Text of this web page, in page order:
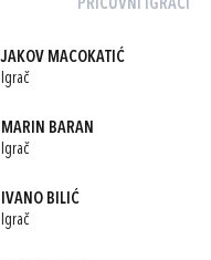
PRIČUVNI IGRAČI
JAKOV MACOKATIĆ
Igrač
MARIN BARAN
Igrač
IVANO BILIĆ
Igrač